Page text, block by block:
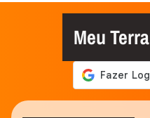
Meu Terra